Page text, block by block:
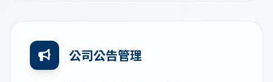
公司公告管理